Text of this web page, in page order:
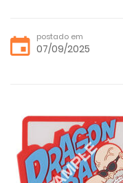
postado em
07/09/2025